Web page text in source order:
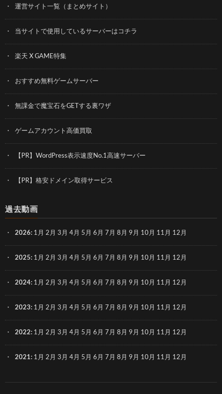
運営サイト一覧（まとめサイト）
当サイトで使用しているサーバーはコチラ
楽天 X GAME特集
おすすめ無料ゲームサーバー
無課金で魔宝石をGETする裏ワザ
ゲームアカウント高価買取
【PR】WordPress表示速度No.1高速サーバー
【PR】格安ドメイン取得サービス
過去動画
2026: 1月 2月 3月 4月 5月 6月 7月 8月 9月 10月 11月 12月
2025: 1月 2月 3月 4月 5月 6月 7月 8月 9月 10月 11月 12月
2024: 1月 2月 3月 4月 5月 6月 7月 8月 9月 10月 11月 12月
2023: 1月 2月 3月 4月 5月 6月 7月 8月 9月 10月 11月 12月
2022: 1月 2月 3月 4月 5月 6月 7月 8月 9月 10月 11月 12月
2021: 1月 2月 3月 4月 5月 6月 7月 8月 9月 10月 11月 12月